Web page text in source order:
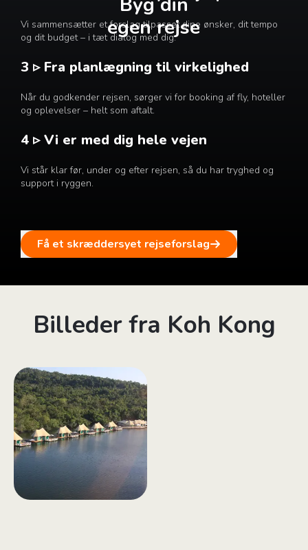
egen rejse
Vi sammensætter et forslag tilpasset dine ønsker, dit tempo
og dit budget – i tæt dialog med dig.
3 ▹ Fra planlægning til virkelighed
Når du godkender rejsen, sørger vi for booking af fly, hoteller
og oplevelser – helt som aftalt.
4 ▹ Vi er med dig hele vejen
Vi står klar før, under og efter rejsen, så du har tryghed og
support i ryggen.
Få et skræddersyet rejseforslag
Billeder fra Koh Kong